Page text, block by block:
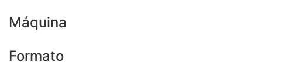
Máquina
Formato